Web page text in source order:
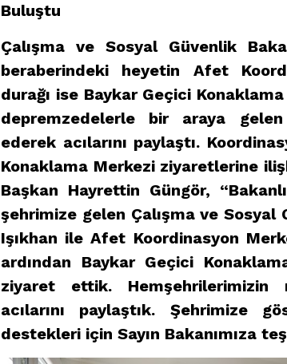
Buluştu
Çalışma ve Sosyal Güvenlik
beraberindeki heyetin Afet
durağı ise Baykar Geçici
depremzedelerle bir araya
ederek acılarını paylaştı.
Konaklama Merkezi ziyaretlerine
Başkan Hayrettin Güngör,
şehrimize gelen Çalışma ve Sosyal
Işıkhan ile Afet Koordinasyon
ardından Baykar Geçici
ziyaret ettik.
acılarını paylaştık. Şehrimize
destekleri için Sayın Bakanımıza